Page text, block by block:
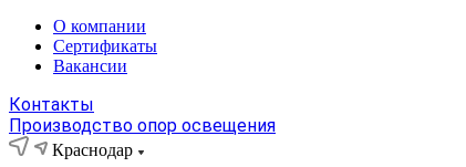
О компании
Сертификаты
Вакансии
Контакты
Производство опор освещения
Краснодар